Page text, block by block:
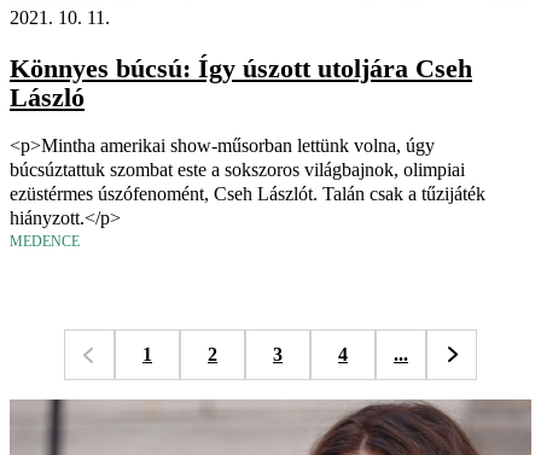
2021. 10. 11.
Könnyes búcsú: Így úszott utoljára Cseh
László
<p>Mintha amerikai show-műsorban lettünk volna, úgy
búcsúztattuk szombat este a sokszoros világbajnok, olimpiai
ezüstérmes úszófenomént, Cseh Lászlót. Talán csak a tűzijáték
hiányzott.</p>
MEDENCE
1 2 3 4 ...